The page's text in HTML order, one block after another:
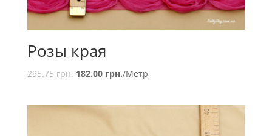
Розы края
295.75грн. 182.00 грн./Метр